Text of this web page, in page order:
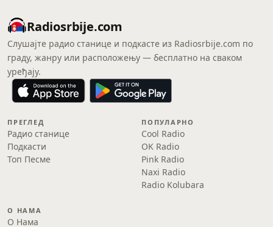
Radiosrbije.com
Слушајте радио станице и подкасте из Radiosrbije.com по
граду, жанру или расположењу — бесплатно на сваком
уређају.
ПРЕГЛЕД
Радио станице
Подкасти
Топ Песме
ПОПУЛАРНО
Cool Radio
OK Radio
Pink Radio
Naxi Radio
Radio Kolubara
О НАМА
О Нама